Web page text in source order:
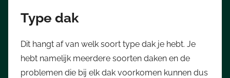
Type dak
Dit hangt af van welk soort type dak je hebt. Je
hebt namelijk meerdere soorten daken en de
problemen die bij elk dak voorkomen kunnen dus